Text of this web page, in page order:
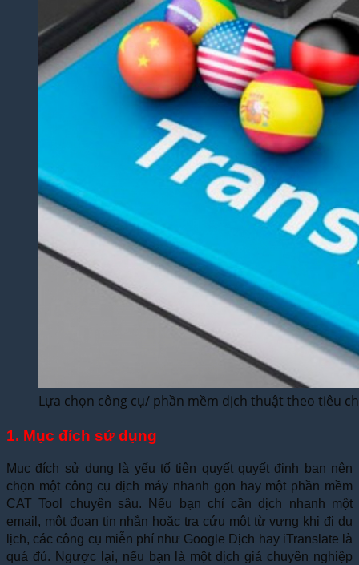
Lựa chọn công cụ/ phần mềm dịch thuật theo tiêu
1. Mục đích sử dụng
Mục đích sử dụng là yếu tố tiên quyết quyết định bạn nên
chọn một công cụ dịch máy nhanh gọn hay một phần mềm
CAT Tool chuyên sâu. Nếu bạn chỉ cần dịch nhanh một
email, một đoạn tin nhắn hoặc tra cứu một từ vựng khi đi du
lịch, các công cụ miễn phí như Google Dịch hay iTranslate là
quá đủ. Ngược lại, nếu bạn là một dịch giả chuyên nghiệp